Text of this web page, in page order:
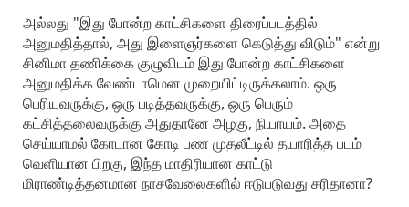
அல்லது "இது போன்ற காட்சிகளை திரைப்படத்தில்
அனுமதித்தால், அது இளைஞர்களை கெடுத்து விடும்" என்று
சினிமா தணிக்கை குழுவிடம் இது போன்ற காட்சிகளை
அனுமதிக்க வேண்டாமென முறையிட்டிருக்கலாம். ஒரு
பெரியவருக்கு, ஒரு படித்தவருக்கு, ஒரு பெரும்
கட்சித்தலைவருக்கு அதுதானே அழகு, நியாயம். அதை
செய்யாமல் கோடான கோடி பண முதலீட்டில் தயாரித்த படம்
வெளியான பிறகு, இந்த மாதிரியான காட்டு
மிராண்டித்தனமான நாசவேலைகளில் ஈடுபடுவது சரிதானா?